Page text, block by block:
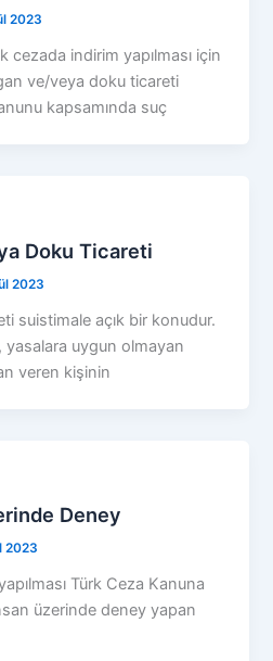
2023
cezada indirim yapılması için
ve/veya doku ticareti
kapsamında suç
Doku Ticareti
2023
suistimale açık bir konudur.
yasalara uygun olmayan
veren kişinin
Deney
2023
Türk Ceza Kanuna
üzerinde deney yapan